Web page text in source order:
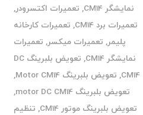
نمایشگر CM14
, تعمیرات اکتسرودر,
تعمیرات برد CM14
, تعمیرات کارخانه
پلیمر, تعمیرات میکسر, تعمیرات
نمایشگر CM14
,
تعویض بلبرینگ DC
CM14
, تعویض بلبرینگ Motor CM14
,
تعویض بلبرینگ motor DC CM14
,
تعویض بلبرینگ موتور CM14
, تنظیم